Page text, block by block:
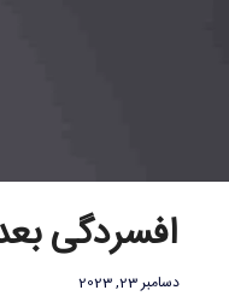
افسردگی
دسامبر 23, 2023